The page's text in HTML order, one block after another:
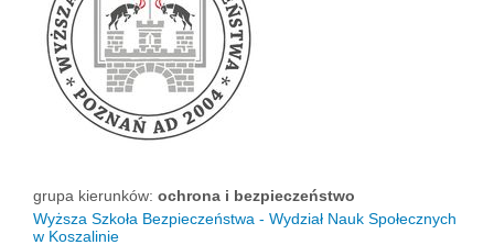
grupa kierunków: ochrona i bezpieczeństwo
Wyższa Szkoła Bezpieczeństwa - Wydział Nauk Społecznych
w Koszalinie